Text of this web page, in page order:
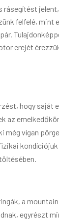
felfelé, mint
erejét
hogy
az
vígan
a
egyrészt